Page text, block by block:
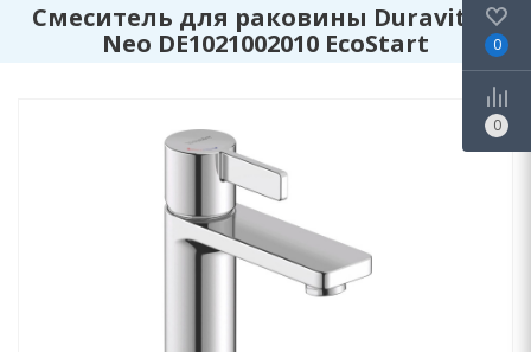
Смеситель для раковины Duravit D-
Neo DE1021002010 EcoStart
0
0